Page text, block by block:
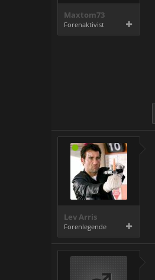
Maxtom73
Forenaktivist
Lev Arris
Forenlegende